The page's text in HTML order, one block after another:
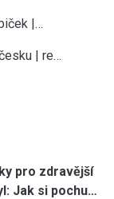
|…
| re…
pro zdravější
Jak si pochu…